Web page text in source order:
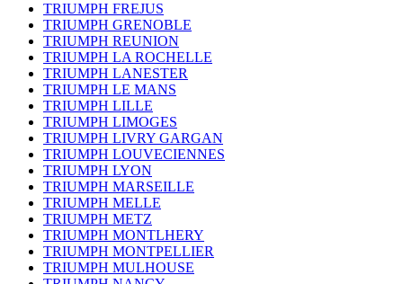
TRIUMPH FREJUS
TRIUMPH GRENOBLE
TRIUMPH REUNION
TRIUMPH LA ROCHELLE
TRIUMPH LANESTER
TRIUMPH LE MANS
TRIUMPH LILLE
TRIUMPH LIMOGES
TRIUMPH LIVRY GARGAN
TRIUMPH LOUVECIENNES
TRIUMPH LYON
TRIUMPH MARSEILLE
TRIUMPH MELLE
TRIUMPH METZ
TRIUMPH MONTLHERY
TRIUMPH MONTPELLIER
TRIUMPH MULHOUSE